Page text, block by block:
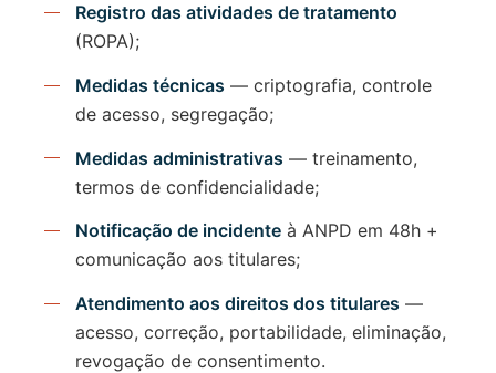
Registro das atividades de tratamento
(ROPA);
Medidas técnicas — criptografia, controle
de acesso, segregação;
Medidas administrativas — treinamento,
termos de confidencialidade;
Notificação de incidente à ANPD em 48h +
comunicação aos titulares;
Atendimento aos direitos dos titulares —
acesso, correção, portabilidade, eliminação,
revogação de consentimento.